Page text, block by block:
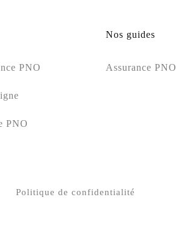
PNO
PNO
Nos guides
Assurance PNO
Politique de confidentialité